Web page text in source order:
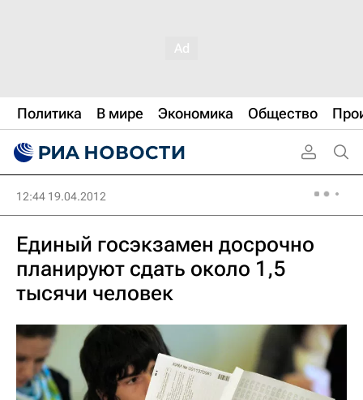
Политика В мире Экономика Общество
12:44 19.04.2012
Единый госэкзамен досрочно
планируют сдать около 1,5
тысячи человек